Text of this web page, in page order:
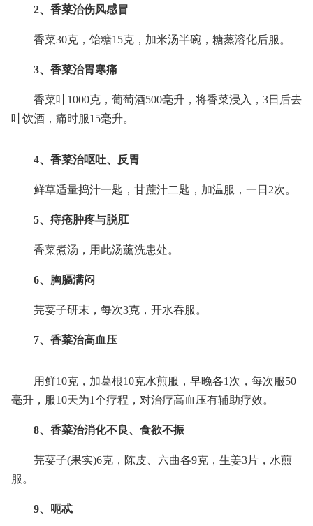
2、香菜治伤风感冒
香菜30克，饴糖15克，加米汤半碗，糖蒸溶化后服。
3、香菜治胃寒痛
香菜叶1000克，葡萄酒500毫升，将香菜浸入，3日后去
叶饮酒，痛时服15毫升。
4、香菜治呕吐、反胃
鲜草适量捣汁一匙，甘蔗汁二匙，加温服，一日2次。
5、痔疮肿疼与脱肛
香菜煮汤，用此汤薰洗患处。
6、胸膈满闷
芫荽子研末，每次3克，开水吞服。
7、香菜治高血压
用鲜10克，加葛根10克水煎服，早晚各1次，每次服50
毫升，服10天为1个疗程，对治疗高血压有辅助疗效。
8、香菜治消化不良、食欲不振
芫荽子(果实)6克，陈皮、六曲各9克，生姜3片，水煎
服。
9、呃忒